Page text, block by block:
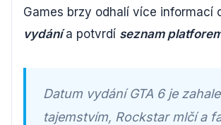
Games brzy odhalí více informací
vydánía potvrdí seznam
Datum vydání GTA 6 je
tajemstvím, Rockstar mlčí a